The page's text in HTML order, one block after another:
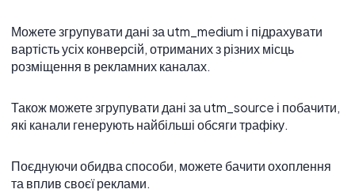
Можете згрупувати дані за utm_medium і підрахувати
вартість усіх конверсій, отриманих з різних місць
розміщення в рекламних каналах.
Також можете згрупувати дані за utm_source і побачити,
які канали генерують найбільші обсяги трафіку.
Поєднуючи обидва способи, можете бачити охоплення
та вплив своєї реклами.